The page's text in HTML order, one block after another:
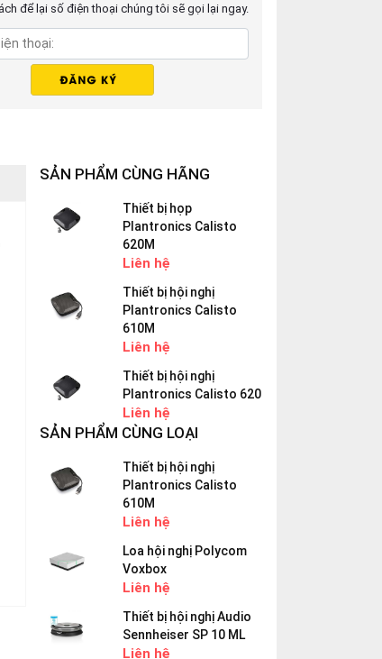
để lại số điện thoại chúng tôi sẽ gọi lại ngay.
SẢN PHẨM CÙNG HÃNG
Thiết bị họp
Plantronics Calisto
620M
Liên hệ
Thiết bị hội nghị
Plantronics Calisto
610M
Liên hệ
Thiết bị hội nghị
Plantronics Calisto 620
Liên hệ
SẢN PHẨM CÙNG LOẠI
Thiết bị hội nghị
Plantronics Calisto
610M
Liên hệ
Loa hội nghị Polycom
Voxbox
Liên hệ
Thiết bị hội nghị Audio
Sennheiser SP 10 ML
Liên hệ